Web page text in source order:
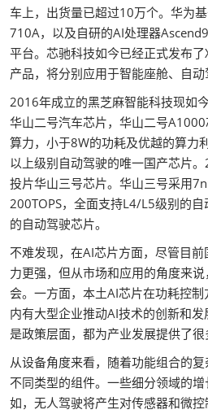
车上，出货量已超过10万个。华为
710A，以及自研的AI处理器
平台。芯驰科技如今已经正式发布
产品，将分别应用于智能座舱、自动
2016年成立的黑芝麻智能科技现如
华山二号汽车芯片，华山二号
算力，小于8W的功耗及优越的算力
以上级别自动驾驶的唯一国产芯片
投片华山三号芯片。华山三号采用
200TOPS，全面支持L4/L5级别的
的自动驾驶芯片。
不难发现，在AI芯片方面，尽管目
力更强，但从市场和应用的角度来
会。一方面，本土AI芯片在功耗控
内有大型企业推动AI技术的创新和
是政策层面，都为产业发展提供了很
从设备角度来看，随着功能组合的
不同类型的组件。一些细分领域的
如，无人驾驶将产生对传感器和微